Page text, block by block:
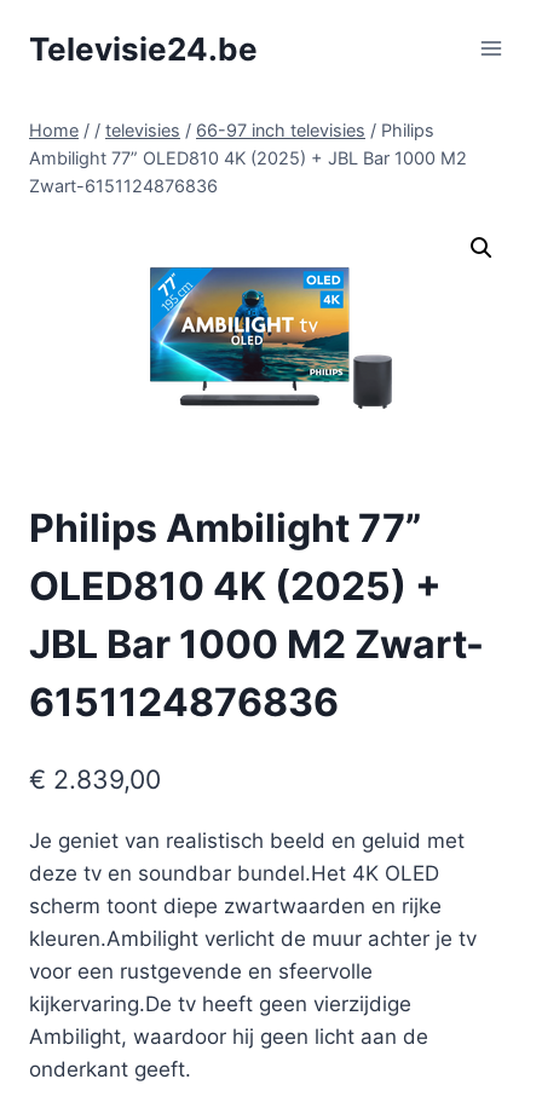
naarTelevisie24.be
Home / / televisies / 66-97 inch televisies / Philips
Ambilight 77” OLED810 4K (2025) + JBL Bar 1000 M2
Zwart-6151124876836
Philips Ambilight 77”
OLED810 4K (2025) +
JBL Bar 1000 M2 Zwart-
6151124876836
€ 2.839,00
Je geniet van realistisch beeld en geluid met
deze tv en soundbar bundel.Het 4K OLED
scherm toont diepe zwartwaarden en rijke
kleuren.Ambilight verlicht de muur achter je tv
voor een rustgevende en sfeervolle
kijkervaring.De tv heeft geen vierzijdige
Ambilight, waardoor hij geen licht aan de
onderkant geeft.